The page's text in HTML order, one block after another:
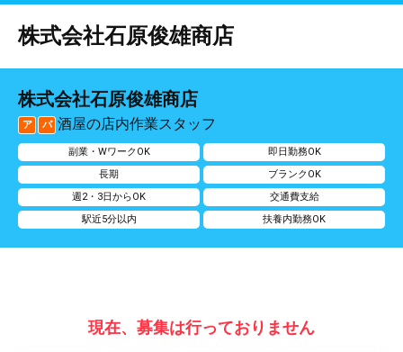
株式会社石原俊雄商店
株式会社石原俊雄商店
ア パ 酒屋の店内作業スタッフ
副業・WワークOK
即日勤務OK
長期
ブランクOK
週2・3日からOK
交通費支給
駅近5分以内
扶養内勤務OK
現在、募集は行っておりません